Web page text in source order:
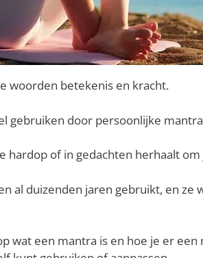
woorden betekenis en kracht.
gebruiken door persoonlijke
hardop of in gedachten herhaalt
al duizenden jaren gebruikt, en ze
wat een mantra is en hoe je er